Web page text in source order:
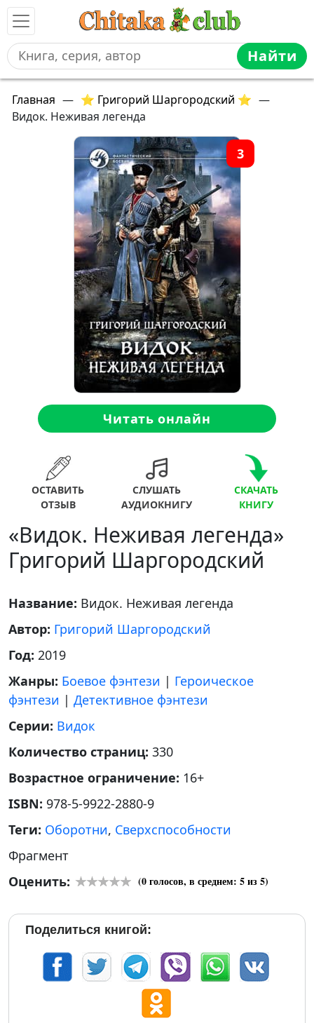
Найти
Главная — ⭐ Григорий Шаргородский ⭐ —
Видок. Неживая легенда
3
Читать онлайн
ОСТАВИТЬ
ОТЗЫВ
СЛУШАТЬ
АУДИОКНИГУ
СКАЧАТЬ
КНИГУ
«Видок. Неживая легенда»
Григорий Шаргородский
Название: Видок. Неживая легенда
Автор: Григорий Шаргородский
Год: 2019
Жанры: Боевое фэнтези | Героическое
фэнтези | Детективное фэнтези
Серии: Видок
Количество страниц: 330
Возрастное ограничение: 16+
ISBN: 978-5-9922-2880-9
Теги: Оборотни, Сверхспособности
Фрагмент
Оценить:
(0голосов, в среднем: 5из 5)
Поделиться книгой: